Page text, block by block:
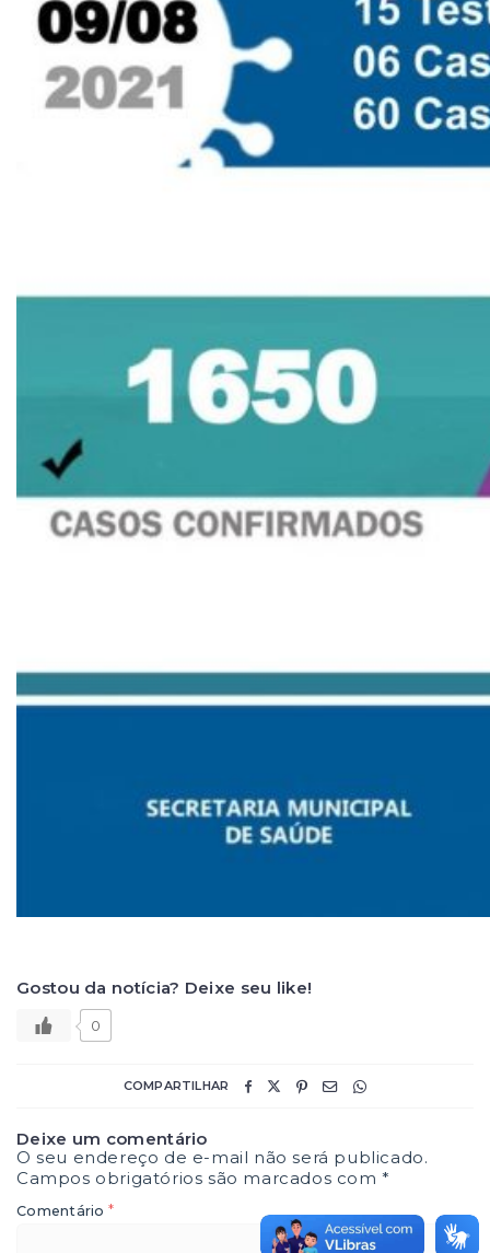
Gostou da notícia? Deixe seu like!
0
COMPARTILHAR
Deixe um comentário
O seu endereço de e-mail não será publicado.
Campos obrigatórios são marcados com*
Comentário *